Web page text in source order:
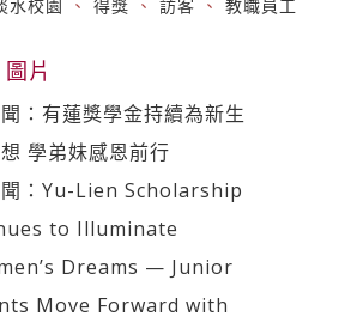
水校園 、 得獎 、 訪客 、 教職員工
片
：有蓮獎學金持續為新生
學弟妹感恩前行
聞：Yu-Lien Scholarship
to Illuminate
Dreams — Junior
Move Forward with